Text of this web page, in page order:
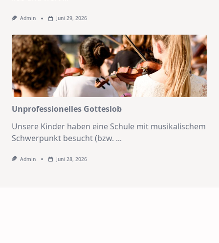
Admin Juni 29, 2026
Unprofessionelles Gotteslob
Unsere Kinder haben eine Schule mit musikalischem
Schwerpunkt besucht (bzw. ...
Admin Juni 28, 2026